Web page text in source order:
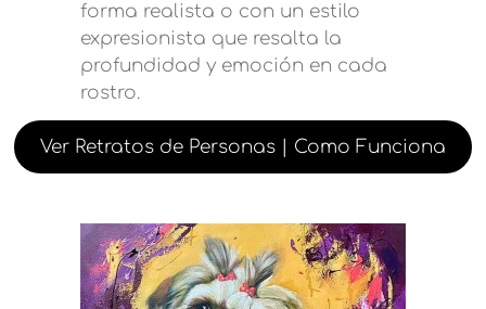
forma realista o con un estilo
expresionista que resalta la
profundidad y emoción en cada
rostro.
Ver Retratos de Personas | Como Funciona